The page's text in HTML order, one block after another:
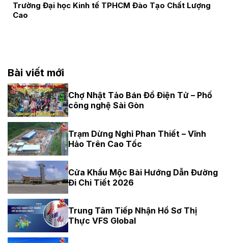
Trường Đại học Kinh tế TPHCM Đào Tạo Chất Lượng
Cao
Bài viết mới
Chợ Nhật Tảo Bán Đồ Điện Tử – Phố
công nghệ Sài Gòn
Trạm Dừng Nghỉ Phan Thiết – Vĩnh
Hảo Trên Cao Tốc
Cửa Khẩu Mộc Bài Hướng Dẫn Đường
Đi Chi Tiết 2026
Trung Tâm Tiếp Nhận Hồ Sơ Thị
Thực VFS Global